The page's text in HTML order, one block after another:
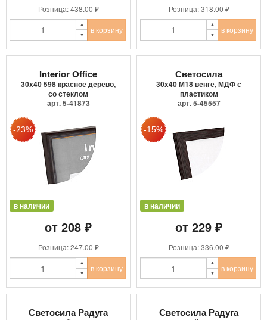
Розница: 438.00 ₽
в корзину
Розница: 318.00 ₽
в корзину
Interior Office
30x40 598 красное дерево,
со стеклом
арт. 5-41873
в наличии
от 208 ₽
Розница: 247.00 ₽
в корзину
Светосила
30x40 М18 венге, МДФ с
пластиком
арт. 5-45557
в наличии
от 229 ₽
Розница: 336.00 ₽
в корзину
Светосила Радуга Светосила Радуга